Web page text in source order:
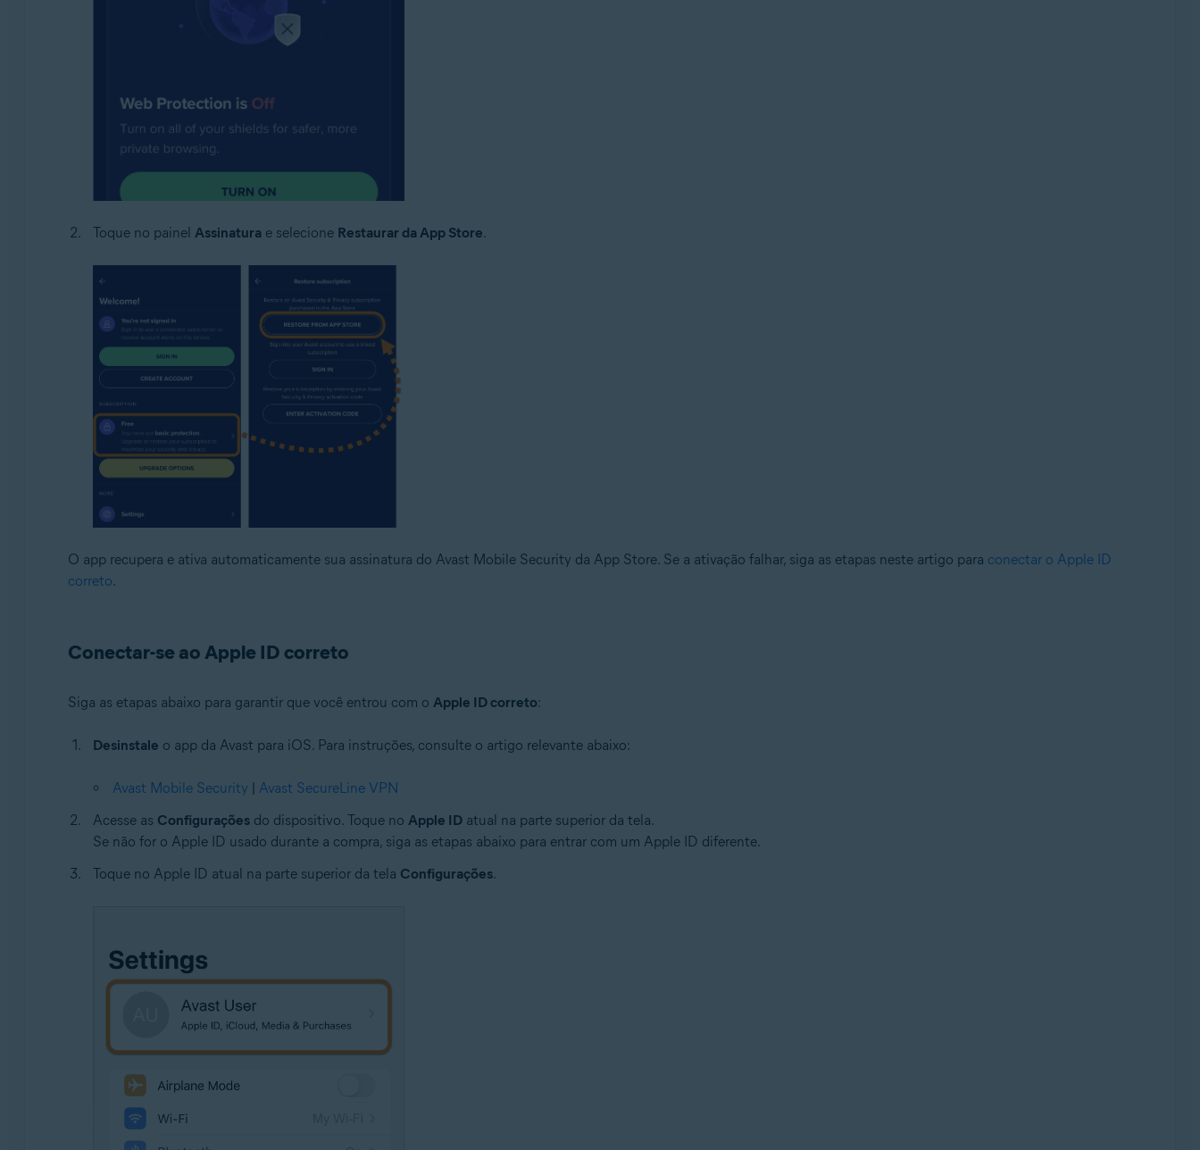
Toque no painel Assinaturae selecione Restaurar da App Store.
O app recupera e ativa automaticamente sua assinatura do Avast Mobile Security da App Store. Se a ativação falhar, siga as etapas neste artigo para conectar o Apple ID
correto.
Conectar-se ao Apple ID correto
Siga as etapas abaixo para garantir que você entrou com o Apple ID correto:
Desinstale o app da Avast para iOS. Para instruções, consulte o artigo relevante abaixo:
Avast Mobile Security
Avast SecureLine VPN
Acesse as Configuraçõesdo dispositivo. Toque no Apple IDatual na parte superior da tela.
Se não for o Apple ID usado durante a compra, siga as etapas abaixo para entrar com um Apple ID diferente.
Toque no Apple ID atual na parte superior da tela Configurações.